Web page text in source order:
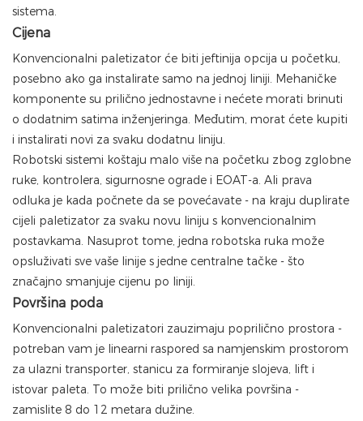
sistema.
Cijena
Konvencionalni paletizator će biti jeftinija opcija u početku,
posebno ako ga instalirate samo na jednoj liniji. Mehaničke
komponente su prilično jednostavne i nećete morati brinuti
o dodatnim satima inženjeringa. Međutim, morat ćete kupiti
i instalirati novi za svaku dodatnu liniju.
Robotski sistemi koštaju malo više na početku zbog zglobne
ruke, kontrolera, sigurnosne ograde i EOAT-a. Ali prava
odluka je kada počnete da se povećavate - na kraju duplirate
cijeli paletizator za svaku novu liniju s konvencionalnim
postavkama. Nasuprot tome, jedna robotska ruka može
opsluživati ​​sve vaše linije s jedne centralne tačke - što
značajno smanjuje cijenu po liniji.
Površina poda
Konvencionalni paletizatori zauzimaju poprilično prostora -
potreban vam je linearni raspored sa namjenskim prostorom
za ulazni transporter, stanicu za formiranje slojeva, lift i
istovar paleta. To može biti prilično velika površina -
zamislite 8 do 12 metara dužine.